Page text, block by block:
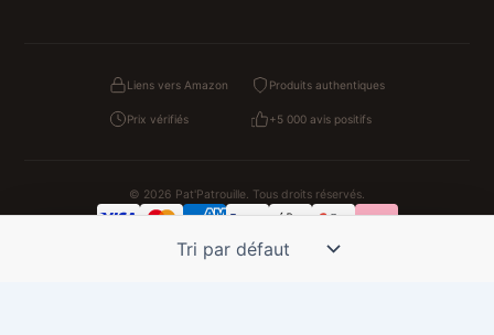
Liens vers Amazon Produits authentiques
Prix vérifiés +5 000 avis positifs
© 2026 Pat'Patrouille. Tous droits réservés.
Confidentialité Cookies Mentions légales